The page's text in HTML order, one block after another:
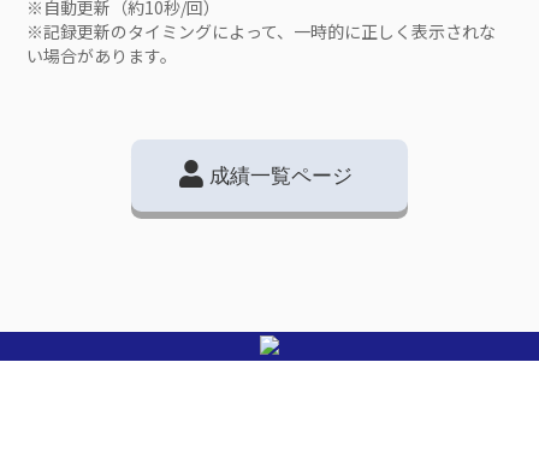
※自動更新（約10秒/回）
※記録更新のタイミングによって、一時的に正しく表示されな
い場合があります。
成績一覧ページ